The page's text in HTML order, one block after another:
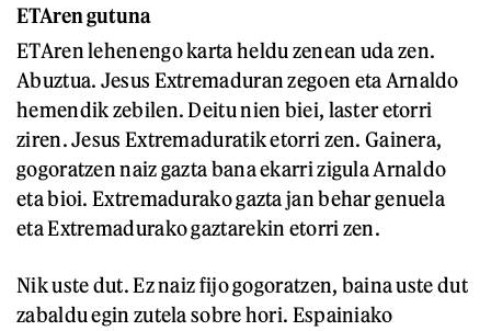
ETAren gutuna
ETAren lehenengo karta heldu zenean uda zen.
Abuztua. Jesus Extremaduran zegoen eta Arnaldo
hemendik zebilen. Deitu nien biei, laster etorri
ziren. Jesus Extremaduratik etorri zen. Gainera,
gogoratzen naiz gazta bana ekarri zigula Arnaldo
eta bioi. Extremadurako gazta jan behar genuela
eta Extremadurako gaztarekin etorri zen.
Nik uste dut. Ez naiz fijo gogoratzen, baina uste dut
zabaldu egin zutela sobre hori. Espainiako